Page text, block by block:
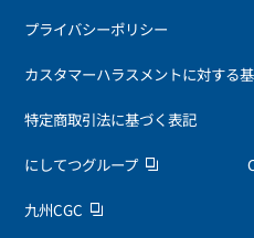
プライバシーポリシー
カスタマーハラスメントに対する
特定商取引法に基づく表記
にしてつグループ
九州CGC